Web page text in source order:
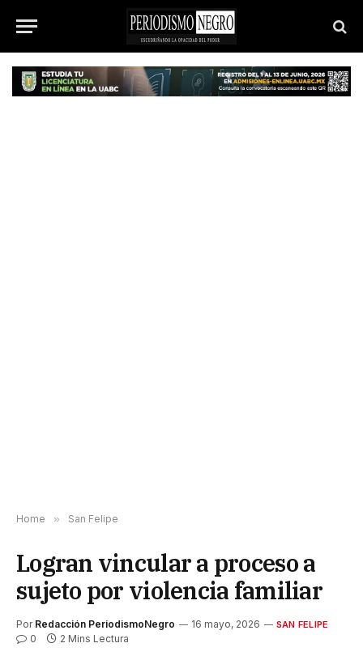
Home » San Felipe
Logran vincular a proceso a
sujeto por violencia familiar
Por Redacción PeriodismoNegro 16 mayo, 2026 SAN FELIPE
0 2 Mins Lectura